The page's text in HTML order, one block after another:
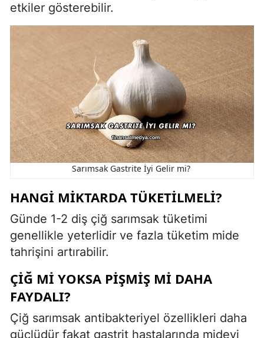
etkiler gösterebilir.
Sarımsak Gastrite İyi Gelir mi?
HANGI MIKTARDA TÜKETILMELI?
Günde 1-2 diş çiğ sarımsak tüketimi
genellikle yeterlidir ve fazla tüketim mide
tahrişini artırabilir.
ÇIĞ MI YOKSA PIŞMIŞ MI DAHA
FAYDALI?
Çiğ sarımsak antibakteriyel özellikleri daha
güçlüdür fakat gastrit hastalarında mideyi